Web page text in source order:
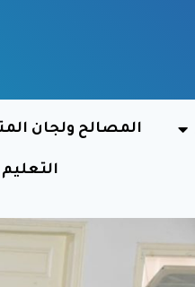
المصالح ولجان